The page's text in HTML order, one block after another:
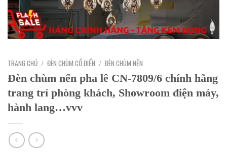
TRANG CHỦ / ĐÈN CHÙM CỔ ĐIỂN / ĐÈN CHÙM NẾN
Đèn chùm nến pha lê CN-7809/6 chính hãng
trang trí phòng khách, Showroom điện máy,
hành lang…vvv